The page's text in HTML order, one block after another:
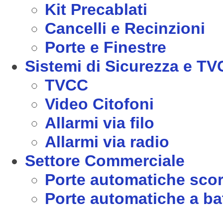
Kit Precablati
Cancelli e Recinzioni
Porte e Finestre
Sistemi di Sicurezza e
TVCC
Video Citofoni
Allarmi via filo
Allarmi via radio
Settore Commerciale
Porte automatiche
Porte automatiche a